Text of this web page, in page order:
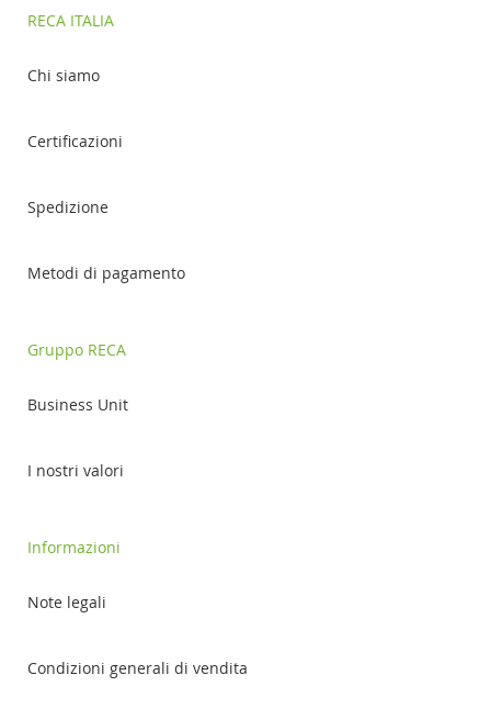
RECA ITALIA
Chi siamo
Certificazioni
Spedizione
Metodi di pagamento
Gruppo RECA
Business Unit
I nostri valori
Informazioni
Note legali
Condizioni generali di vendita